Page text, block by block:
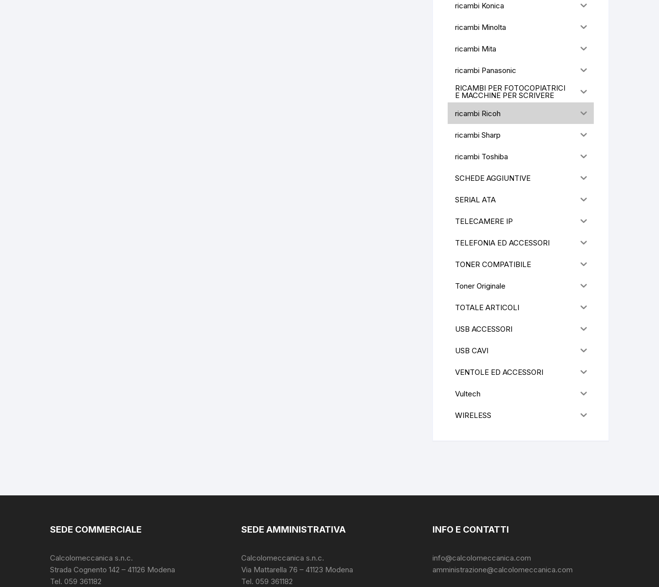
ricambi Konica
ricambi Minolta
ricambi Mita
ricambi Panasonic
RICAMBI PER FOTOCOPIATRICI
E MACCHINE PER SCRIVERE
ricambi Ricoh
ricambi Sharp
ricambi Toshiba
SCHEDE AGGIUNTIVE
SERIAL ATA
TELECAMERE IP
TELEFONIA ED ACCESSORI
TONER COMPATIBILE
Toner Originale
TOTALE ARTICOLI
USB ACCESSORI
USB CAVI
VENTOLE ED ACCESSORI
Vultech
WIRELESS
SEDE COMMERCIALE
Calcolomeccanica s.n.c.
Strada Cognento 142 – 41126 Modena
Tel. 059 361182
SEDE AMMINISTRATIVA
Calcolomeccanica s.n.c.
Via Mattarella 76 – 41123 Modena
Tel. 059 361182
INFO E CONTATTI
info@calcolomeccanica.com
amministrazione@calcolomeccanica.com